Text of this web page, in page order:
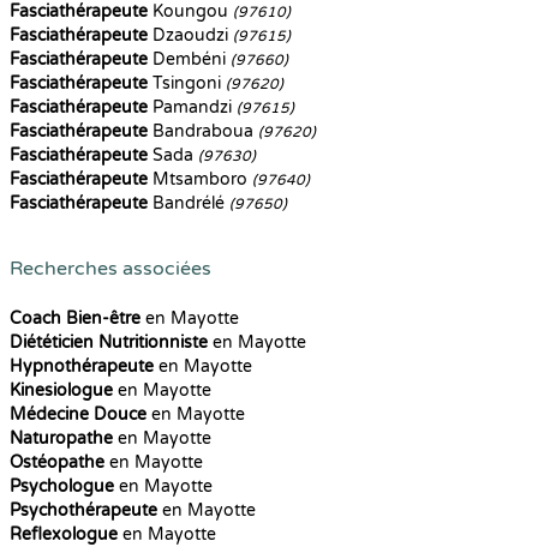
Fasciathérapeute Koungou (97610)
Fasciathérapeute Dzaoudzi (97615)
Fasciathérapeute Dembéni (97660)
Fasciathérapeute Tsingoni (97620)
Fasciathérapeute Pamandzi (97615)
Fasciathérapeute Bandraboua (97620)
Fasciathérapeute Sada (97630)
Fasciathérapeute Mtsamboro (97640)
Fasciathérapeute Bandrélé (97650)
Recherches associées
Coach Bien-être en Mayotte
Diététicien Nutritionniste en Mayotte
Hypnothérapeute en Mayotte
Kinesiologue en Mayotte
Médecine Douce en Mayotte
Naturopathe en Mayotte
Ostéopathe en Mayotte
Psychologue en Mayotte
Psychothérapeute en Mayotte
Reflexologue en Mayotte